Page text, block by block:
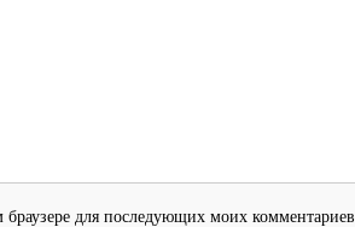
для последующих моих комментариев.